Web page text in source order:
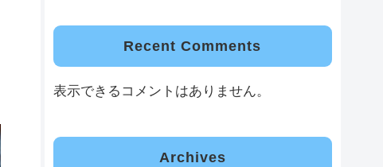
Recent Comments
表示できるコメントはありません。
Archives